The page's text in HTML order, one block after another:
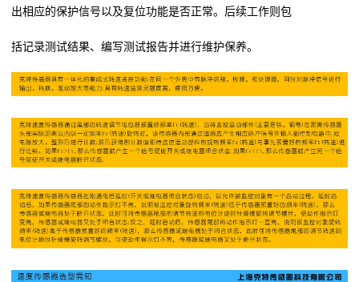
出相应的保护信号以及复位功能是否正常。后续工作则包
括记录测试结果、编写测试报告并进行维护保养。